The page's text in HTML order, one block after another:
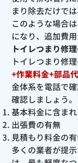
まり除去だけで
このような場合
になり、追加費用
トイレつまり修
トイレつまり修
+作業料金+部品代
金体系を電話で
確認しましょう。
基本料金に含ま
出張費の有無
見積もり料金の
多くの業者が提